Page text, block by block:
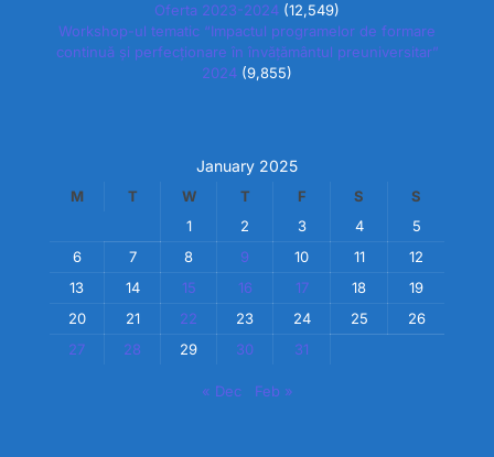
Oferta 2023-2024 (12,549)
Workshop-ul tematic “Impactul programelor de formare
continuă și perfecționare în învățământul preuniversitar”
2024 (9,855)
January 2025
M T W T F S
S
1
2 3 4
5
6
7 8 9 10 11
12
13
14 15 16 17 18
19
20
21 22 23 24 25
26
27
28 29 30 31
« Dec Feb »